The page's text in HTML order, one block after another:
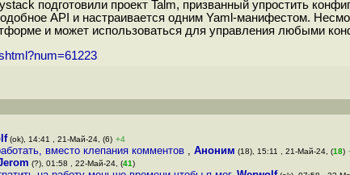
подготовили проект Talm, призванный упростить
API и настраивается одним Yaml-манифестом.
и может использоваться для управления любыми
(ok), 14:41 , 21-Май-24, (6) +4
вместо клепания комментов , Аноним (18), 15:11 , 21-Май-24, (18)
(?), 01:58 , 22-Май-24, (41)